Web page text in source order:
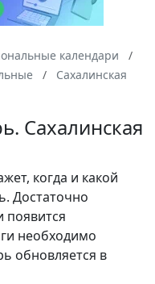
календари
Сахалинская
Сахалинская
когда и какой
Достаточно
появится
необходимо
обновляется в